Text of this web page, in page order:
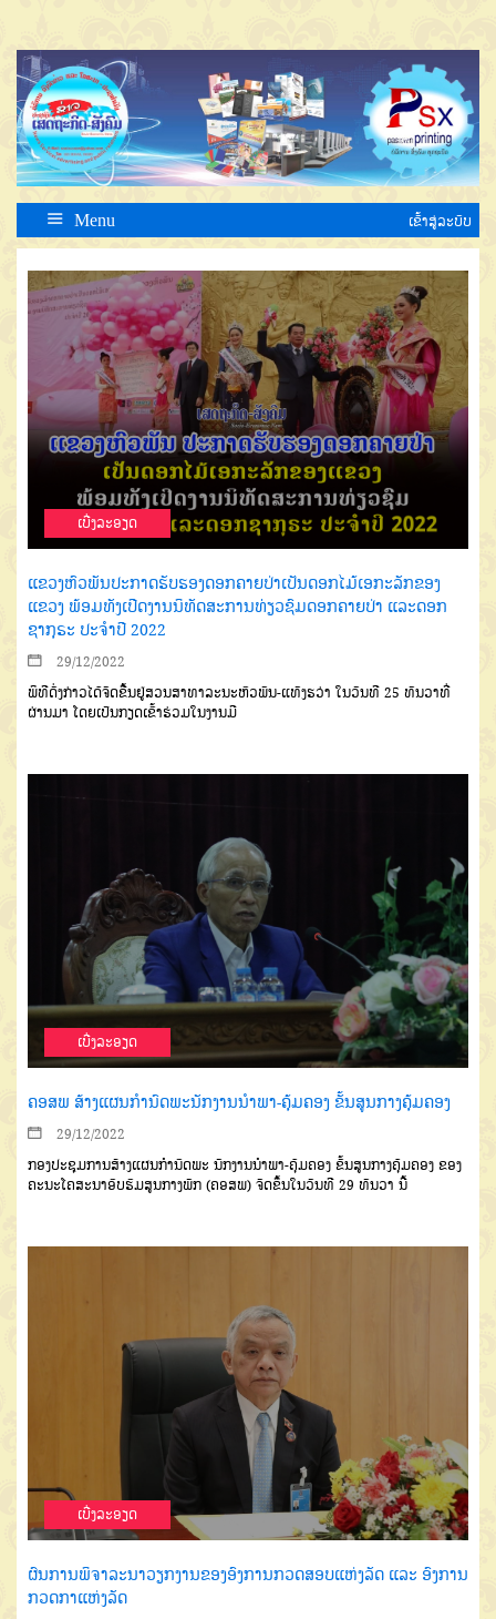
Menu ເຂົ້າສູ່ລະບົບ
ເບີ່ງລະອຽດ
ແຂວງຫົວພັນປະກາດຮັບຮອງດອກຄາຍປ່າເປັນດອກໄມ້ເອກະລັກຂອງ
ແຂວງ ພ້ອມທັງເປີດງານນິທັດສະການທ່ຽວຊົມດອກຄາຍປ່າ ແລະດອກ
ຊາກຸຣະ ປະຈໍາປີ 2022
29/12/2022
ພິທີດັ່ງກ່າວໄດ້ຈັດຂື້ນຢູ່ສວນສາທາລະນະຫົວພັນ-ແທັງຮວ່າ ໃນວັນທີ 25 ທັນວາທີ່
ຜ່ານມາ ໂດຍເປັນກຽດເຂົ້າຮ່ວມໃນງານມີ
ເບີ່ງລະອຽດ
ຄອສພ ສ້າງແຜນກຳນົດພະນັກງານນຳພາ-ຄຸ້ມຄອງ ຂັ້ນສູນກາງຄຸ້ມຄອງ
29/12/2022
ກອງປະຊຸມການສ້າງແຜນກຳນົດພະ ນັກງານນຳພາ-ຄຸ້ມຄອງ ຂັ້ນສູນກາງຄຸ້ມຄອງ ຂອງ
ຄະນະໂຄສະນາອົບຮົມສູນກາງພັກ (ຄອສພ) ຈັດຂຶ້ນໃນວັນທີ 29 ທັນວາ ນີ້
ເບີ່ງລະອຽດ
ຜົນການພິຈາລະນາວຽກງານຂອງອົງການກວດສອບແຫ່ງລັດ ແລະ ອົງການ
ກວດກາແຫ່ງລັດ